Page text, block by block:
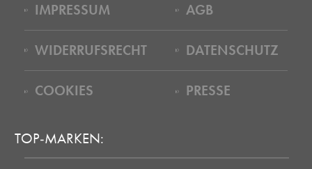
IMPRESSUM AGB
WIDERRUFSRECHT DATENSCHUTZ
COOKIES PRESSE
TOP-MARKEN: